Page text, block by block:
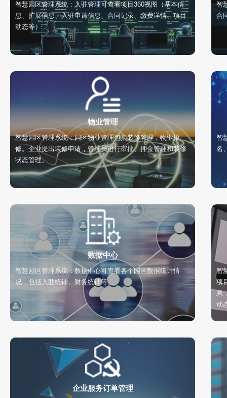
智慧园区管理系统：入驻管理可查看项目360视图（基本信
息、扩展信息、入驻申请信息、合同记录、缴费详情、项目
动态等）
智
合
物业管理
智慧园区管理系统：园区物业管理包括装修管理，物业报
修。企业提出装修申请，管理员进行审批、押金管理和装修
状态管理。
智
名
数据中心
智慧园区管理系统：数据中心可查看各个园区数据统计情
况，包括入驻统计、财务统计等。
智
项
息
动
企业服务订单管理